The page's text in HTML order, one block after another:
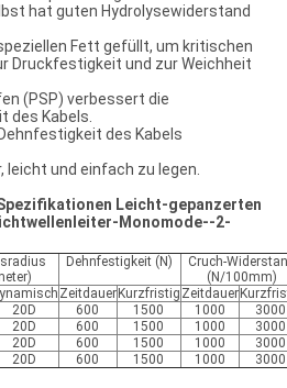
hat guten Hydrolysewiderstand
Fett gefüllt, um kritischen
Druckfestigkeit und zur Weichheit
(PSP) verbessert die
des Kabels.
des Kabels
leicht und einfach zu legen.
Leicht-gepanzerten
Monomode--2-
Dehnfestigkeit (N)
Cruch-
(N/100mm)
Zeitdauer Kurzfristig Zeitdauer
20D 600 1500 1000
3000
20D 600 1500 1000
3000
20D 600 1500 1000
3000
20D 600 1500 1000 3000